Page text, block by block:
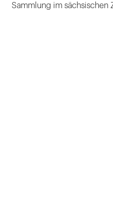
Sammlung im sächsischen